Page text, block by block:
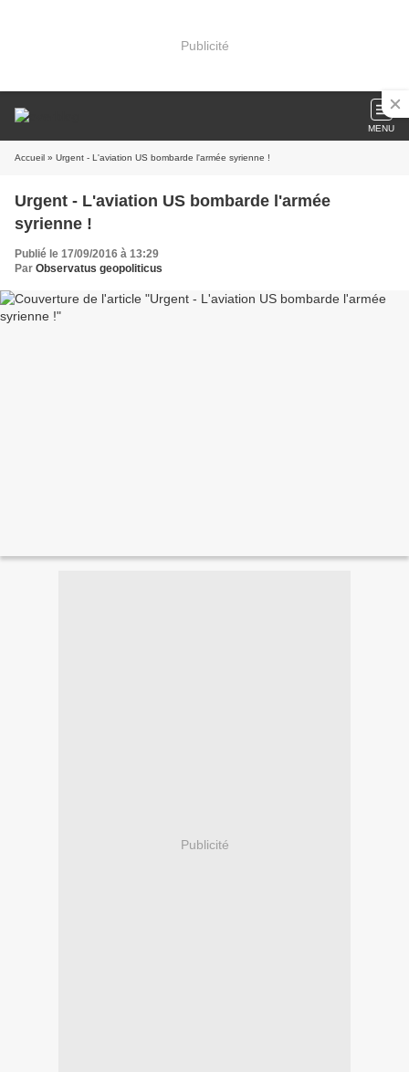
Publicité
MENU
Accueil » Urgent - L'aviation US bombarde l'armée syrienne !
Urgent - L'aviation US bombarde l'armée
syrienne !
Publié le 17/09/2016 à 13:29
Par Observatus geopoliticus
Publicité